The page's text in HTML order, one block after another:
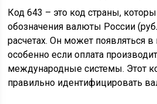
Код 643 – это код страны,
обозначения валюты России
расчетах. Он может появляться
особенно если оплата
международные системы. Этот
правильно идентифицировать